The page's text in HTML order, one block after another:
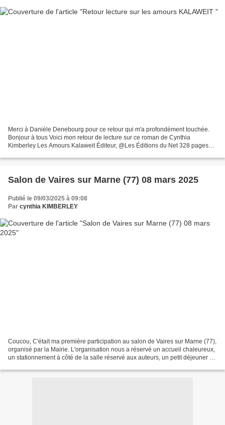
Merci à Danièle Denebourg pour ce retour qui m'a profondément touchée.
Bonjour à tous Voici mon retour de lecture sur ce roman de Cynthia
Kimberley Les Amours Kalaweit Éditeur, @Les Éditions du Net 328 pages
Salon de Vaires sur Marne (77) 08 mars 2025
Publié le 09/03/2025 à 09:08
Par cynthia KIMBERLEY
Coucou, C'était ma première participation au salon de Vaires sur Marne (77),
organisé par la Mairie. L'organisation nous a réservé un accueil chaleureux,
un stationnement à côté de la salle réservé aux auteurs, un petit déjeuner et